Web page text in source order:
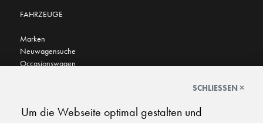
FAHRZEUGE
Marken
Neuwagensuche
Occasionswagen
SCHLIESSEN ×
Um die Webseite optimal gestalten und